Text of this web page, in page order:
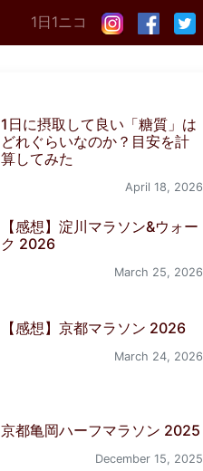
1日1ニコ
1日に摂取して良い「糖質」は
どれぐらいなのか？目安を計
算してみた
April 18, 2026
【感想】淀川マラソン&ウォー
ク 2026
March 25, 2026
【感想】京都マラソン 2026
March 24, 2026
京都亀岡ハーフマラソン 2025
December 15, 2025